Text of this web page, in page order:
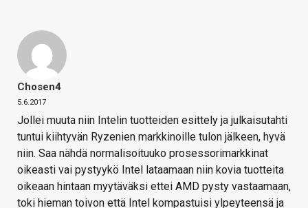
Chosen4
5.6.2017
Jollei muuta niin Intelin tuotteiden esittely ja julkaisutahti
tuntui kiihtyvän Ryzenien markkinoille tulon jälkeen, hyvä
niin. Saa nähdä normalisoituuko prosessorimarkkinat
oikeasti vai pystyykö Intel lataamaan niin kovia tuotteita
oikeaan hintaan myytäväksi ettei AMD pysty vastaamaan,
toki hieman toivon että Intel kompastuisi ylpeyteensä ja